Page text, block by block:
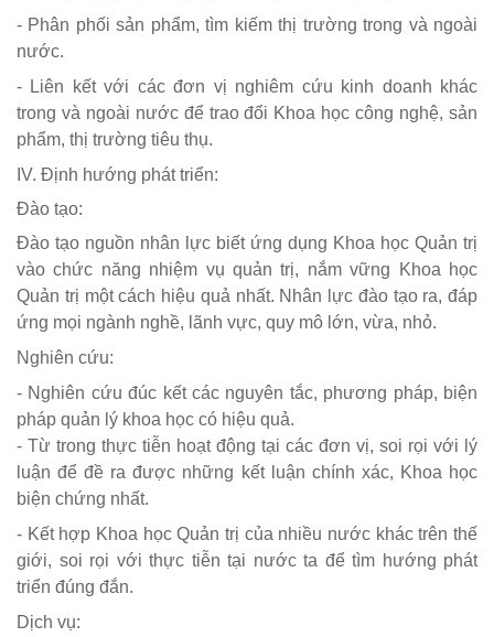
- Phân phối sản phẩm, tìm kiếm thị trường trong và ngoài
nước.
- Liên kết với các đơn vị nghiêm cứu kinh doanh khác
trong và ngoài nước để trao đổi Khoa học công nghệ, sản
phẩm, thị trường tiêu thụ.
IV. Định hướng phát triển:
Đào tạo:
Đào tạo nguồn nhân lực biết ứng dụng Khoa học Quản trị
vào chức năng nhiệm vụ quản trị, nắm vững Khoa học
Quản trị một cách hiệu quả nhất. Nhân lực đào tạo ra, đáp
ứng mọi ngành nghề, lãnh vực, quy mô lớn, vừa, nhỏ.
Nghiên cứu:
- Nghiên cứu đúc kết các nguyên tắc, phương pháp, biện
pháp quản lý khoa học có hiệu quả.
- Từ trong thực tiễn hoạt động tại các đơn vị, soi rọi với lý
luận để đề ra được những kết luận chính xác, Khoa học
biện chứng nhất.
- Kết hợp Khoa học Quản trị của nhiều nước khác trên thế
giới, soi rọi với thực tiễn tại nước ta để tìm hướng phát
triển đúng đắn.
Dịch vụ: